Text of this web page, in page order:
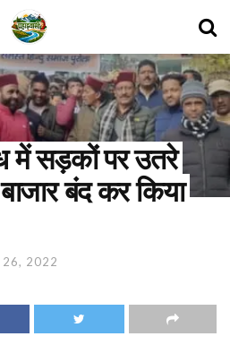
में सड़कों पर उतरे
बाजार बंद कर किया
26, 2022